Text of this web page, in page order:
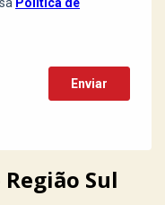
Sul